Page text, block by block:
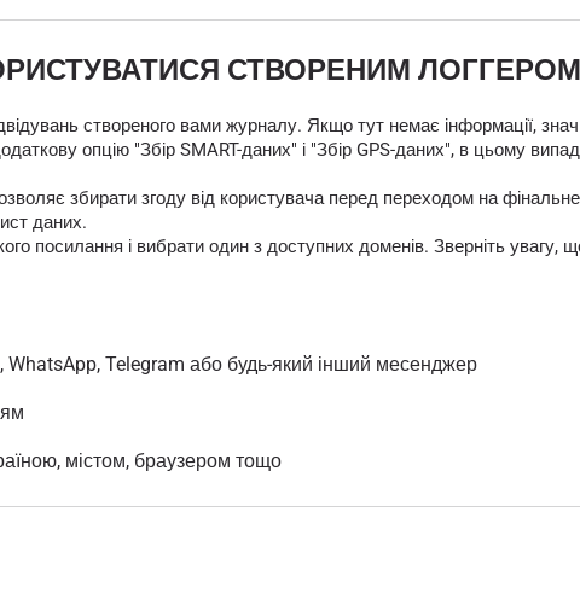
СТВОРЕНИМ ЛОГГЕРОМ
створеного вами журналу. Якщо тут немає інформації,
опцію "Збір SMART-даних" і "Збір GPS-даних", в цьому
збирати згоду від користувача перед переходом на
даних.
посилання і вибрати один з доступних доменів. Зверніть увагу,
WhatsApp, Telegram або будь-який інший месенджер
містом, браузером тощо